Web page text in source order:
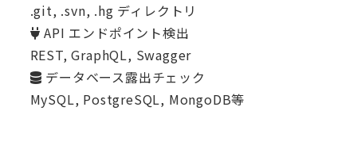
.git, .svn, .hg ディレクトリ
API エンドポイント検出
REST, GraphQL, Swagger
データベース露出チェック
MySQL, PostgreSQL, MongoDB等